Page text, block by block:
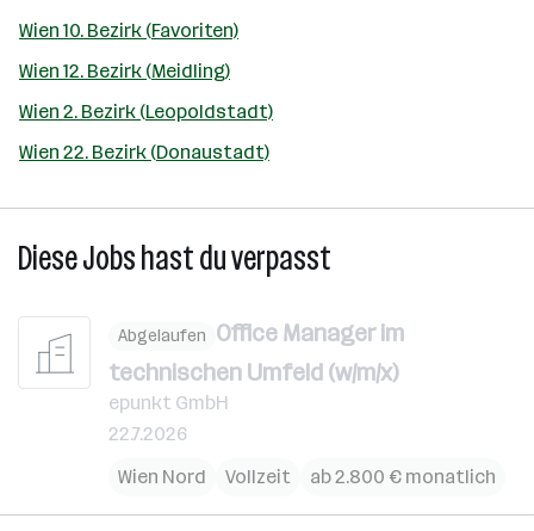
Wien 10. Bezirk (Favoriten)
Wien 12. Bezirk (Meidling)
Wien 2. Bezirk (Leopoldstadt)
Wien 22. Bezirk (Donaustadt)
Diese Jobs hast du verpasst
Abgelaufen Office Manager im
technischen Umfeld (w/m/x)
epunkt GmbH
22.7.2026
Wien Nord
Vollzeit ab 2.800 € monatlich